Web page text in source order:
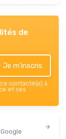
de
m'inscris
contacté(e) à
et ses